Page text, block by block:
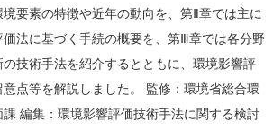
要素の特徴や近年の動向を、第Ⅱ章では主に
法に基づく手続の概要を、第Ⅲ章では各分野
技術手法を紹介するとともに、環境影響評
点等を解説しました。 監修：環境省総合環
編集：環境影響評価技術手法に関する検討